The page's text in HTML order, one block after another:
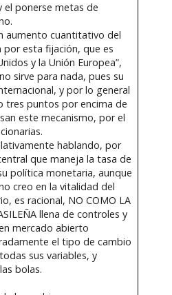
el ponerse metas de
aumento cuantitativo del
esta fijación, que es
y la Unión Europea”,
sirve para nada, pues su
y por lo general
tres puntos por encima de
este mecanismo, por el
hablando, por
que maneja la tasa de
política monetaria, aunque
creo en la vitalidad del
es racional, NO COMO LA
llena de controles y
mercado abierto
el tipo de cambio
sus variables, y
bolas.